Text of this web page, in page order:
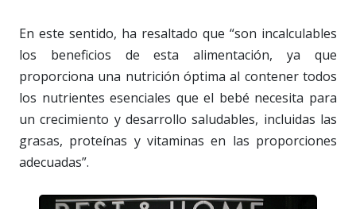
En este sentido, ha resaltado que “son incalculables
los beneficios de esta alimentación, ya que
proporciona una nutrición óptima al contener todos
los nutrientes esenciales que el bebé necesita para
un crecimiento y desarrollo saludables, incluidas las
grasas, proteínas y vitaminas en las proporciones
adecuadas”.